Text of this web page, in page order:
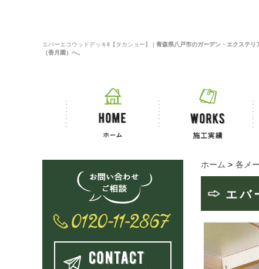
エバーエコウッドデッキⅡ【タカショー】 | 青森県八戸市のガーデン・エクステリ
（香月園）へ。
ホーム > 各メ
エバ